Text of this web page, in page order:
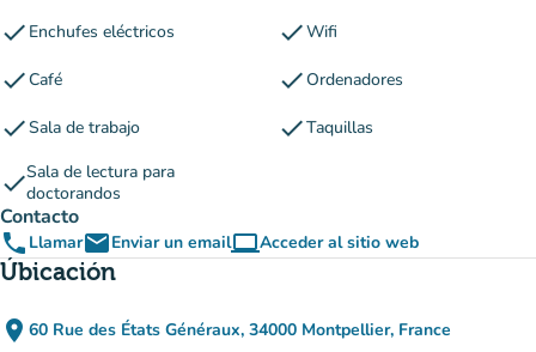
check Enchufes eléctricos checkWifi
checkCafé checkOrdenadores
checkSala de trabajo checkTaquillas
checkSala de lectura para
doctorandos
Contacto
phone LlamaremailEnviar un emailcomputerAcceder al sitio web
(nueva pestaña)
Úbicación
place 60 Rue des États Généraux, 34000 Montpellier, France
(abrir en Google Maps)
(nueva pestaña)